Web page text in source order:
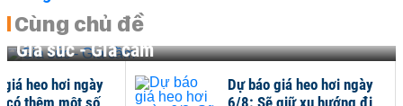
Cùng chủ đề
Gia súc - Gia cầm
giá heo hơi ngày
có thêm một số
Dự báo giá heo hơi ngày
6/8: Sẽ giữ xu hướng đi